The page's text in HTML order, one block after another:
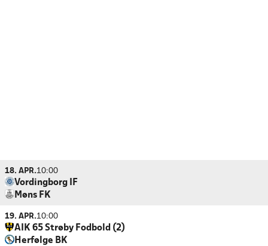
18. APR.10:00
Vordingborg IF
Møns FK
19. APR.10:00
AIK 65 Strøby Fodbold (2)
Herfølge BK